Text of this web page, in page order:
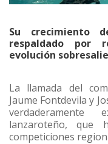
Su crecimiento
respaldado por
evolución
La llamada del
Jaume Fontdevila y
lanzaroteño, que
competiciones